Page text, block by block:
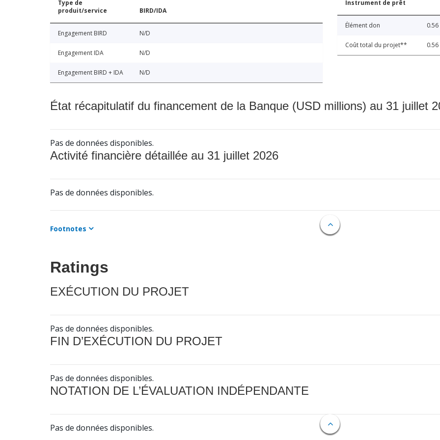
Type de
produit/service
BIRD/IDA
Engagement BIRD N/D
Engagement IDA N/D
Engagement BIRD + IDA N/D
Instrument de prêt
Élément don 0.56
Coût total du projet** 0.56
État récapitulatif du financement de la Banque (USD millions) au 31 juillet
Pas de données disponibles.
Activité financière détaillée au 31 juillet 2026
Pas de données disponibles.
Footnotes
Ratings
EXÉCUTION DU PROJET
Pas de données disponibles.
FIN D’EXÉCUTION DU PROJET
Pas de données disponibles.
NOTATION DE L’ÉVALUATION INDÉPENDANTE
Pas de données disponibles.